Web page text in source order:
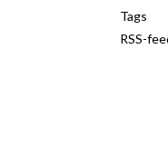
Tags
RSS-